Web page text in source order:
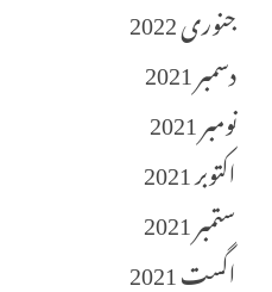
جنوری 2022
دسمبر 2021
نومبر 2021
اکتوبر 2021
ستمبر 2021
اگست 2021